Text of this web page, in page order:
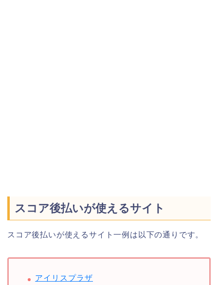
スコア後払いが使えるサイト
スコア後払いが使えるサイト一例は以下の通りです。
アイリスプラザ